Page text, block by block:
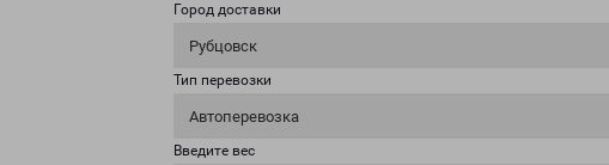
Город доставки
Рубцовск
Тип перевозки
Автоперевозка
Введите вес